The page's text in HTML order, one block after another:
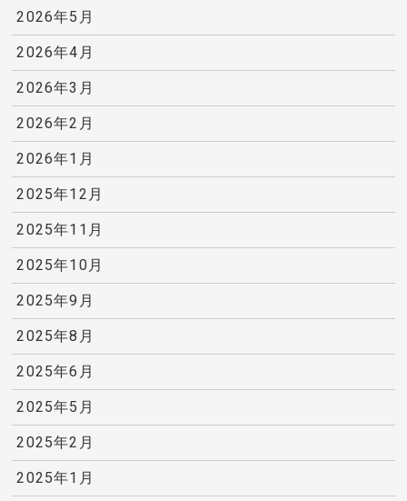
2026年5月
2026年4月
2026年3月
2026年2月
2026年1月
2025年12月
2025年11月
2025年10月
2025年9月
2025年8月
2025年6月
2025年5月
2025年2月
2025年1月